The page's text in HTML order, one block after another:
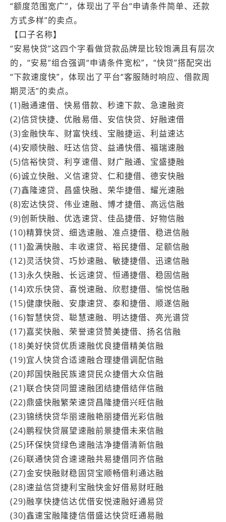
“额度范围宽广”，体现出了平台“申请条件简单、还款
方式多样”的卖点。
【口子名称】
“安易快贷”这四个字看做贷款品牌是比较饱满且有层次
的，“安易”组合强调“申请条件宽松”，“快贷”搭配突出
“下款速度快”，体现出了平台“客服随时响应、借款周
期灵活”的卖点。
(1)融通速借、快易借款、秒速下款、急速融资
(2)信贷快捷、优融易借、安信快贷、好融速借
(3)金融快车、财富快线、宝融捷运、利益速达
(4)安顺快融、旺达信贷、益通快借、福瑞速融
(5)信裕快贷、利亨速借、财广融通、宝盛捷融
(6)诚立快融、义信速贷、仁和捷借、德安快融
(7)鑫隆速贷、昌盛快融、荣华捷借、耀光速融
(8)宏达快贷、伟业速融、博才捷借、高远信融
(9)创新快融、优选速贷、佳品捷借、好物信融
(10)精算快贷、细选速融、准点捷借、稳进信融
(11)盈满快融、丰收速贷、裕民捷借、足额信融
(12)灵活快贷、巧妙速融、敏捷捷借、迅速信融
(13)永久快融、长远速贷、恒通捷借、稳固信融
(14)欢乐快贷、喜悦速融、欣慰捷借、愉悦信融
(15)健康快融、安康速贷、泰和捷借、顺遂信融
(16)智慧快贷、聪慧速融、明达捷借、亮光谱贷
(17)嘉奖快融、荣誉速贷赞美捷借、扬名信融
(18)美好快贷优质速融优良捷借精美信融
(19)宜人快贷合适速融合理捷借调配信融
(20)邦国快融民族速贷民众捷借大众信融
(21)联合快贷同盟速融团结捷借结伴信融
(22)鼎盛快融繁荣速贷昌隆捷借兴旺信融
(23)锦绣快贷华丽速融艳丽捷借光彩信融
(24)鹏程快贷展望速融前景捷借未来信融
(25)环保快贷绿色速融洁净捷借清新信融
(26)联通快贷合速速融共易捷借同齐信融
(27)金安快融财稳固贷宝顺畅借利通达融
(28)速益信贷捷利宝融快金好借易财旺融
(29)融享快捷信达优借安悦速融好通易贷
(30)鑫速宝融隆捷信借盛达快贷旺通易融